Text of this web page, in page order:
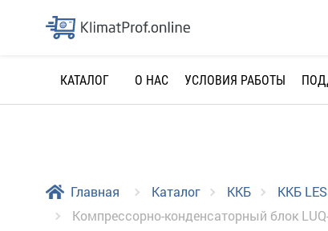
КАТАЛОГ О НАС УСЛОВИЯ РАБОТЫ
Главная Каталог ККБ ККБ
Компрессорно-конденсаторный блок